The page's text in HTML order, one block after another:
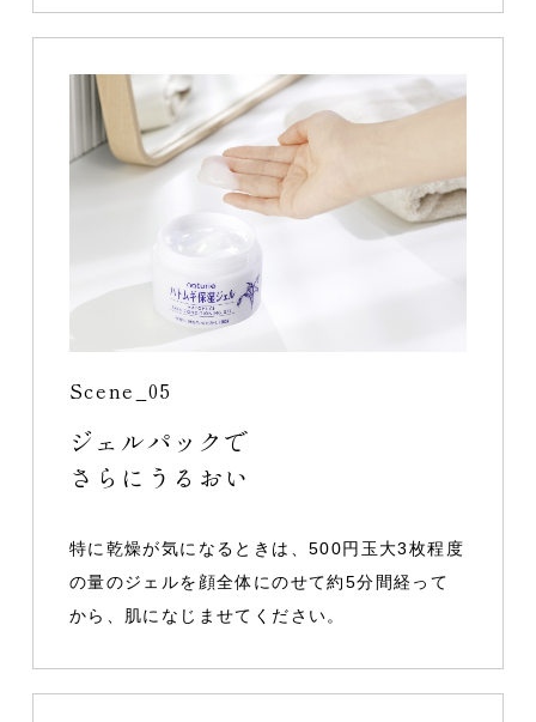
Scene_05
ジェルパックで
さらにうるおい
特に乾燥が気になるときは、500円玉大3枚程度
の量のジェルを顔全体にのせて約5分間経って
から、肌になじませてください。